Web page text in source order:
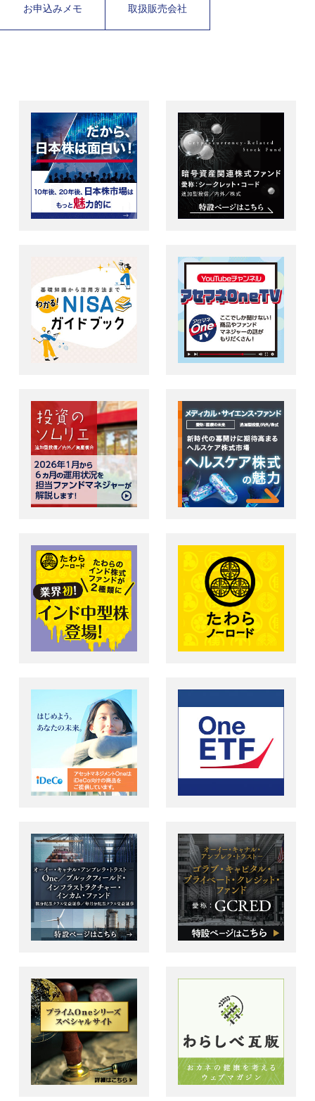
お申込みメモ 取扱販売会社